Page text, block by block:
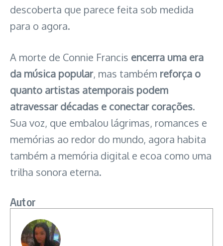
descoberta que parece feita sob medida
para o agora.
A morte de Connie Francis encerra uma era
da música popular, mas também reforça o
quanto artistas atemporais podem
atravessar décadas e conectar corações.
Sua voz, que embalou lágrimas, romances e
memórias ao redor do mundo, agora habita
também a memória digital e ecoa como uma
trilha sonora eterna.
Autor